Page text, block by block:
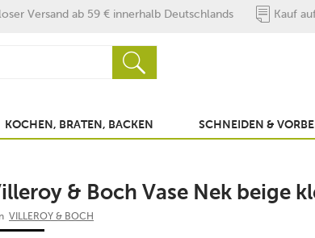
Versand ab 59 € innerhalb Deutschlands Kauf
KOCHEN, BRATEN, BACKEN SCHNEIDEN &
& Boch Vase Nek beige
VILLEROY & BOCH